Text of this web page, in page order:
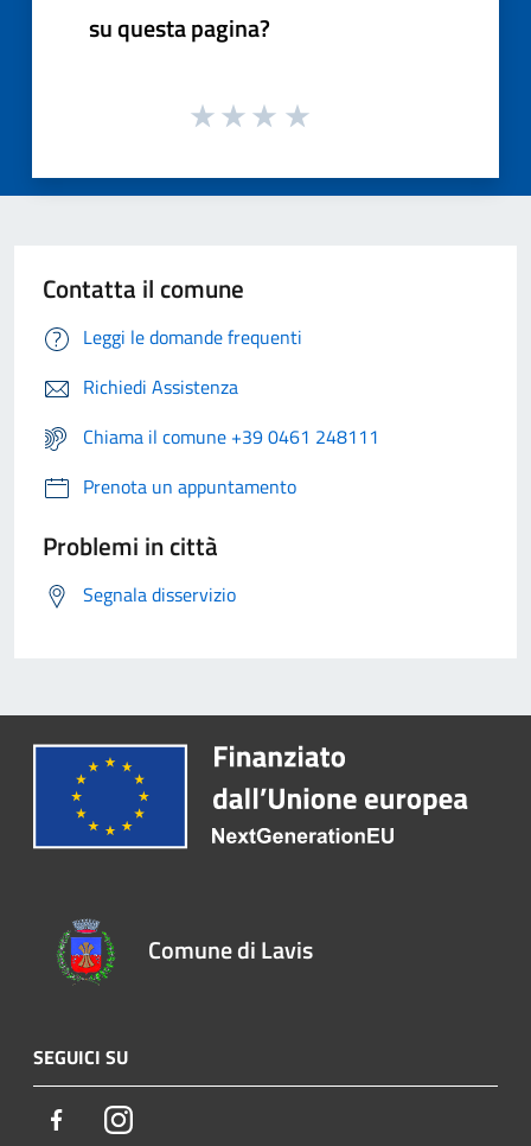
su questa pagina?
Contatta il comune
Leggi le domande frequenti
Richiedi Assistenza
Chiama il comune +39 0461 248111
Prenota un appuntamento
Problemi in città
Segnala disservizio
Comune di Lavis
SEGUICI SU
FacebookInstagram